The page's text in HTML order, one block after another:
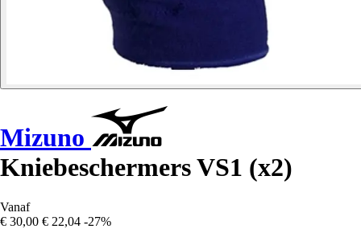
Mizuno
Kniebeschermers VS1 (x2)
Vanaf
€ 30,00 € 22,04 -27%